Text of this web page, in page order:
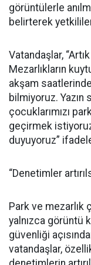
görüntülerle
belirterek
Vatandaşlar,
Mezarlıkların
akşam
bilmiyoruz. Yazın
çocuklarımızı
geçirmek
duyuyoruz”
“Denetimler
Park ve mezarlık
yalnızca görüntü
güvenliği
vatandaşlar,